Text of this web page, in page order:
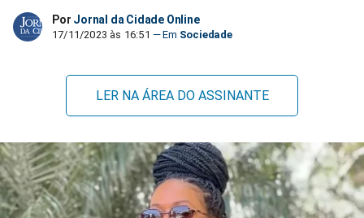
FacebookWhatsappTwitter Messenger
Por Jornal da Cidade Online
17/11/2023 às 16:51 Sociedade
LER NA ÁREA DO ASSINANTE